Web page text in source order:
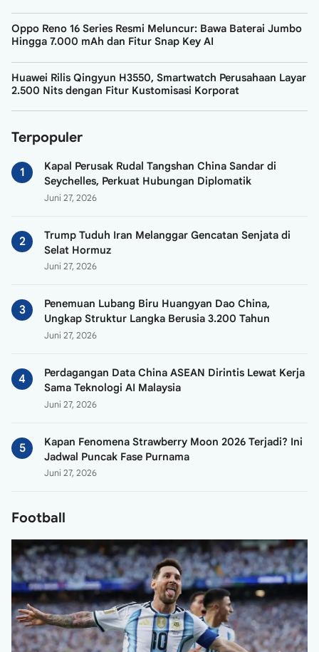
Oppo Reno 16 Series Resmi Meluncur: Bawa Baterai Jumbo
Hingga 7.000 mAh dan Fitur Snap Key AI
Huawei Rilis Qingyun H3550, Smartwatch Perusahaan Layar
2.500 Nits dengan Fitur Kustomisasi Korporat
Terpopuler
Kapal Perusak Rudal Tangshan China Sandar di
Seychelles, Perkuat Hubungan Diplomatik
Juni 27, 2026
Trump Tuduh Iran Melanggar Gencatan Senjata di
Selat Hormuz
Juni 27, 2026
Penemuan Lubang Biru Huangyan Dao China,
Ungkap Struktur Langka Berusia 3.200 Tahun
Juni 27, 2026
Perdagangan Data China ASEAN Dirintis Lewat Kerja
Sama Teknologi AI Malaysia
Juni 27, 2026
Kapan Fenomena Strawberry Moon 2026 Terjadi? Ini
Jadwal Puncak Fase Purnama
Juni 27, 2026
Football